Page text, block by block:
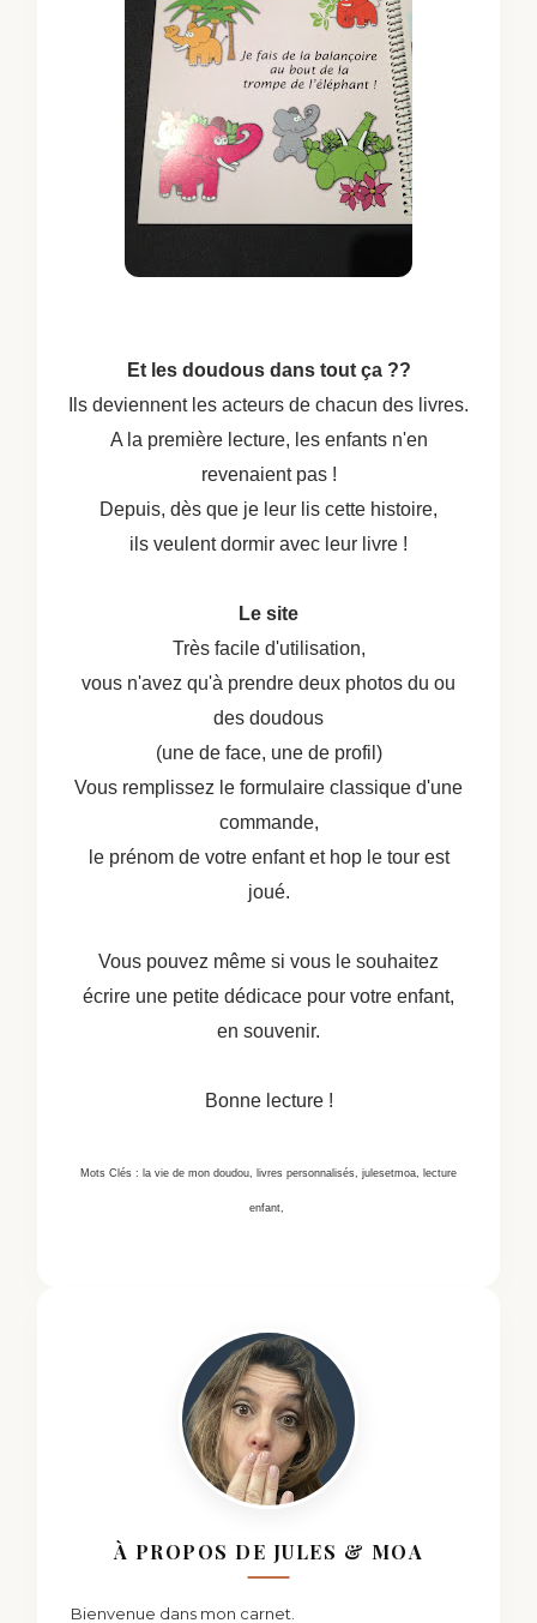
Et les doudous dans tout ça ??
Ils deviennent les acteurs de chacun des livres.
A la première lecture, les enfants n'en
revenaient pas !
Depuis, dès que je leur lis cette histoire,
ils veulent dormir avec leur livre !
Le site
Très facile d'utilisation,
vous n'avez qu'à prendre deux photos du ou
des doudous
(une de face, une de profil)
Vous remplissez le formulaire classique d'une
commande,
le prénom de votre enfant et hop le tour est
joué.
Vous pouvez même si vous le souhaitez
écrire une petite dédicace pour votre enfant,
en souvenir.
Bonne lecture !
Mots Clés : la vie de mon doudou, livres personnalisés, julesetmoa, lecture
enfant,
À PROPOS DE JULES & MOA
Bienvenue dans mon carnet.